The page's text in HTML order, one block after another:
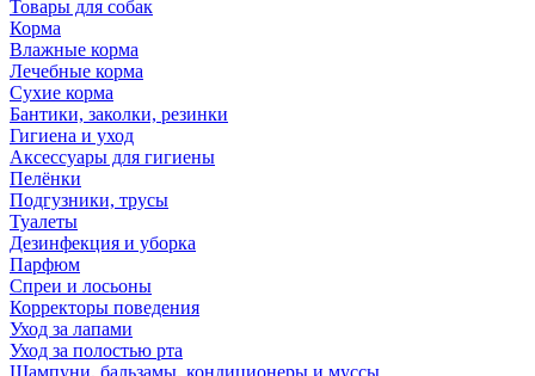
Товары для собак
Корма
Влажные корма
Лечебные корма
Сухие корма
Бантики, заколки, резинки
Гигиена и уход
Аксессуары для гигиены
Пелёнки
Подгузники, трусы
Туалеты
Дезинфекция и уборка
Парфюм
Спреи и лосьоны
Корректоры поведения
Уход за лапами
Уход за полостью рта
Шампуни, бальзамы, кондиционеры и муссы